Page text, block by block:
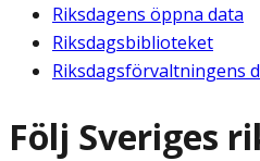
Riksdagens öppna data
Riksdagsbiblioteket
Riksdagsförvaltningens
Följ Sveriges